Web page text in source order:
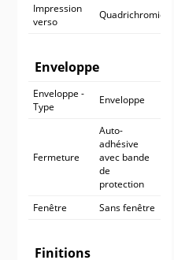
Impression
verso
Quadrichromie
Enveloppe
Enveloppe -
Type
Enveloppe
Fermeture
Auto-
adhésive
avec bande
de
protection
Fenêtre
Sans fenêtre
Finitions